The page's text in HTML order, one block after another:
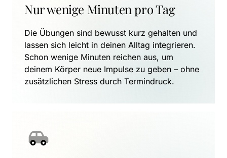
Nur wenige Minuten pro Tag
Die Übungen sind bewusst kurz gehalten und
lassen sich leicht in deinen Alltag integrieren.
Schon wenige Minuten reichen aus, um
deinem Körper neue Impulse zu geben – ohne
zusätzlichen Stress durch Termindruck.